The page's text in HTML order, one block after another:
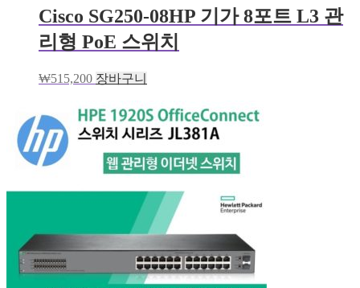
Cisco SG250-08HP 기가 8포트 L3 관
리형 PoE 스위치
₩515,200 장바구니